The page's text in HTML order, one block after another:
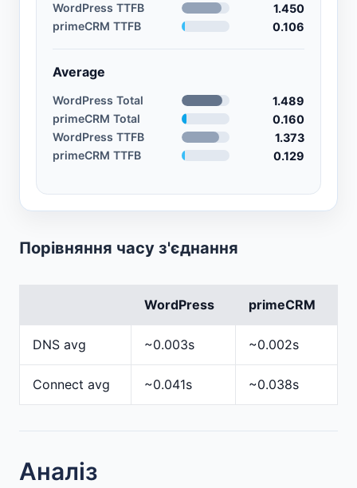
WordPress TTFB
1.450
primeCRM TTFB
0.106
Average
WordPress Total
1.489
primeCRM Total
0.160
WordPress TTFB
1.373
primeCRM TTFB
0.129
Порівняння часу з'єднання
WordPress primeCRM
DNS avg ~0.003s ~0.002s
Connect avg ~0.041s ~0.038s
Аналіз